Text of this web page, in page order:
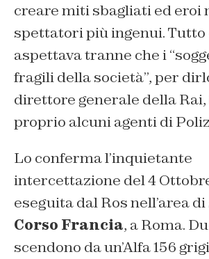
creare miti sbagliati ed eroi
spettatori più ingenui. Tutto
aspettava tranne che i “
fragili della società”, per
direttore generale della Rai,
proprio alcuni agenti di
Lo conferma l’inquietante
intercettazione del 4
eseguita dal Ros nell’area
Corso Francia, a Roma.
scendono da un’Alfa 156